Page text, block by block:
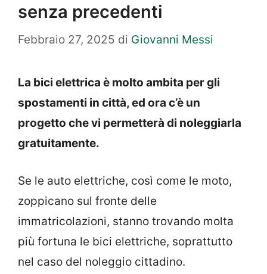
senza precedenti
Febbraio 27, 2025 di Giovanni Messi
La bici elettrica è molto ambita per gli
spostamenti in città, ed ora c’è un
progetto che vi permetterà di noleggiarla
gratuitamente.
Se le auto elettriche, così come le moto,
zoppicano sul fronte delle
immatricolazioni, stanno trovando molta
più fortuna le bici elettriche, soprattutto
nel caso del noleggio cittadino.